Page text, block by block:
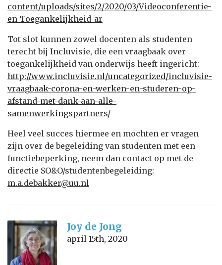
content/uploads/sites/2/2020/03/Videoconferentie-
en-Toegankelijkheid-ar
Tot slot kunnen zowel docenten als studenten
terecht bij Incluvisie, die een vraagbaak over
toegankelijkheid van onderwijs heeft ingericht:
http://www.incluvisie.nl/uncategorized/incluvisie-
vraagbaak-corona-en-werken-en-studeren-op-
afstand-met-dank-aan-alle-
samenwerkingspartners/
Heel veel succes hiermee en mochten er vragen
zijn over de begeleiding van studenten met een
functiebeperking, neem dan contact op met de
directie SO&O/studentenbegeleiding:
m.a.debakker@uu.nl
Joy de Jong
april 15th, 2020